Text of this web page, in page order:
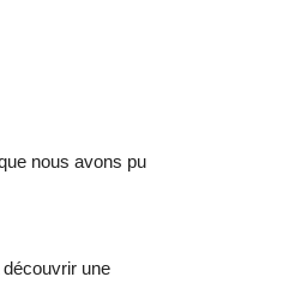
nous avons pu
une